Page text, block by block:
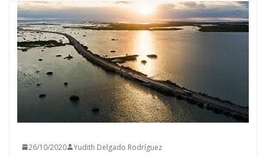
26/10/2020 Yudith Delgado Rodríguez